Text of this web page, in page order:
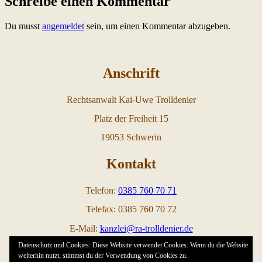
Du musst angemeldet sein, um einen Kommentar abzugeben.
Anschrift
Rechtsanwalt Kai-Uwe Trolldenier
Platz der Freiheit 15
19053 Schwerin
Kontakt
Telefon: 0385 760 70 71
Telefax: 0385 760 70 72
E-Mail: kanzlei@ra-trolldenier.de
Links
Datenschutz und Cookies: Diese Website verwendet Cookies. Wenn du die Website
weiterhin nutzt, stimmst du der Verwendung von Cookies zu.